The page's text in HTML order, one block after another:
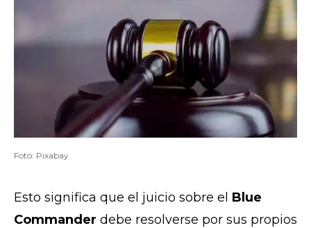
Foto: Pixabay
Esto significa que el juicio sobre el Blue
Commander debe resolverse por sus propios